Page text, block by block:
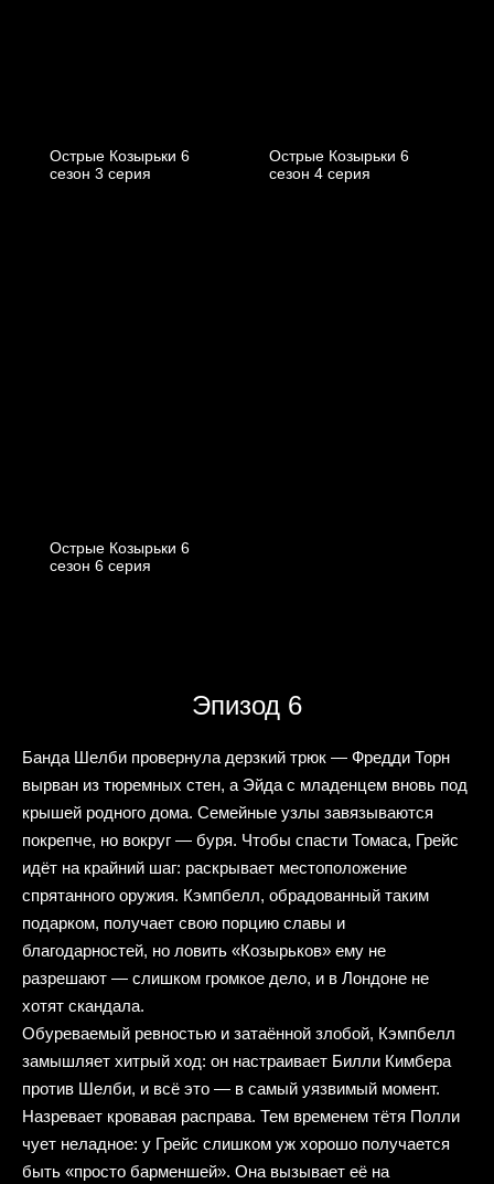
Острые Козырьки 6
cезон 3 cерия
Острые Козырьки 6
cезон 4 cерия
Острые Козырьки 6
cезон 6 cерия
Эпизод 6
Банда Шелби провернула дерзкий трюк — Фредди Торн
вырван из тюремных стен, а Эйда с младенцем вновь под
крышей родного дома. Семейные узлы завязываются
покрепче, но вокруг — буря. Чтобы спасти Томаса, Грейс
идёт на крайний шаг: раскрывает местоположение
спрятанного оружия. Кэмпбелл, обрадованный таким
подарком, получает свою порцию славы и
благодарностей, но ловить «Козырьков» ему не
разрешают — слишком громкое дело, и в Лондоне не
хотят скандала.
Обуреваемый ревностью и затаённой злобой, Кэмпбелл
замышляет хитрый ход: он настраивает Билли Кимбера
против Шелби, и всё это — в самый уязвимый момент.
Назревает кровавая расправа. Тем временем тётя Полли
чует неладное: у Грейс слишком уж хорошо получается
быть «просто барменшей». Она вызывает её на